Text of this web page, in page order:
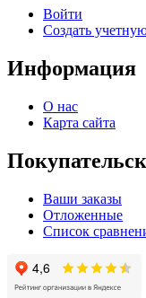
Войти
Создать
Информация
О нас
Карта сайта
Ваши заказы
Отложенные
Список